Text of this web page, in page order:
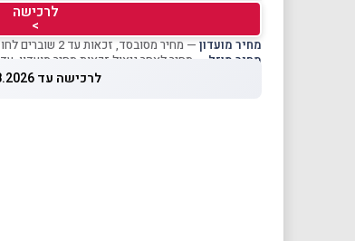
לרכישה
>
מחיר מועדון — מחיר מסובסד, זכאות עד 2 שוברים לחודש קלנדרי
מחיר מוזל — מחיר לאחר ניצול זכאות מחיר מועדון, עד 5 שוברים לחודש קלנדרי
לרכישה עד 31.08.2026